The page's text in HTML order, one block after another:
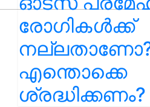
രോഗികൾക്ക്
എന്തൊക്കെ
ശ്രദ്ധിക്കണം?